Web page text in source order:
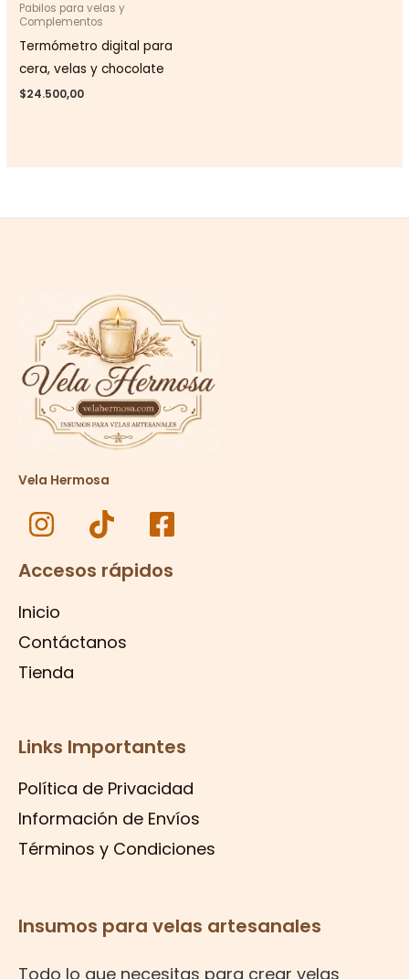
Pabilos para velas y
Complementos
Termómetro digital para
cera, velas y chocolate
$24.500,00
Vela Hermosa
Accesos rápidos
Inicio
Contáctanos
Tienda
Links Importantes
Política de Privacidad
Información de Envíos
Términos y Condiciones
Insumos para velas artesanales
Todo lo que necesitas para crear velas